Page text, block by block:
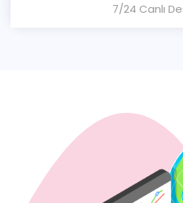
7/24 Canlı